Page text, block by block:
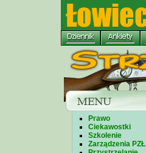
Prawo
Ciekawostki
Szkolenie
Zarządzenia PZŁ